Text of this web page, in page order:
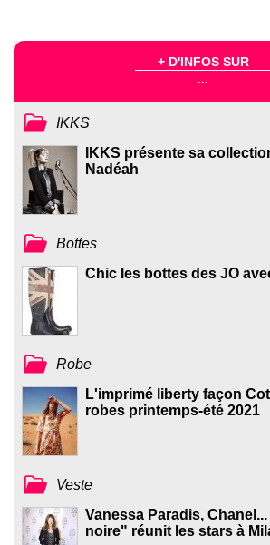
+ D'INFOS SUR
...
IKKS
IKKS présente sa
Nadéah
Bottes
Chic les bottes des JO
Robe
L'imprimé liberty façon
robes printemps-été 2021
Veste
Vanessa Paradis,
noire" réunit les stars à